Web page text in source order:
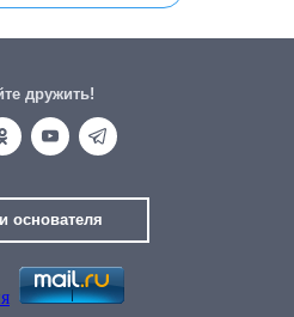
дружить!
основателя